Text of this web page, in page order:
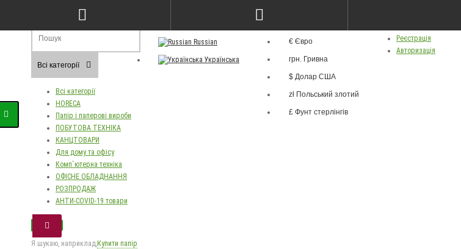
Реєстрація
Авторизація
€ Євро
грн. Гривна
$ Долар США
zł Польський злотий
£ Фунт стерлінгів
Russian
Українська
Закладки (0)
Всі категорії
Всі категорії
HORECA
Папір і паперові вироби
ПОБУТОВА ТЕХНІКА
КАНЦТОВАРИ
Для дому та офісу
Комп`ютерна техніка
ОФІСНЕ ОБЛАДНАННЯ
РОЗПРОДАЖ
АНТИ-COVID-19 товари
Я шукаю, наприклад,Купити папір